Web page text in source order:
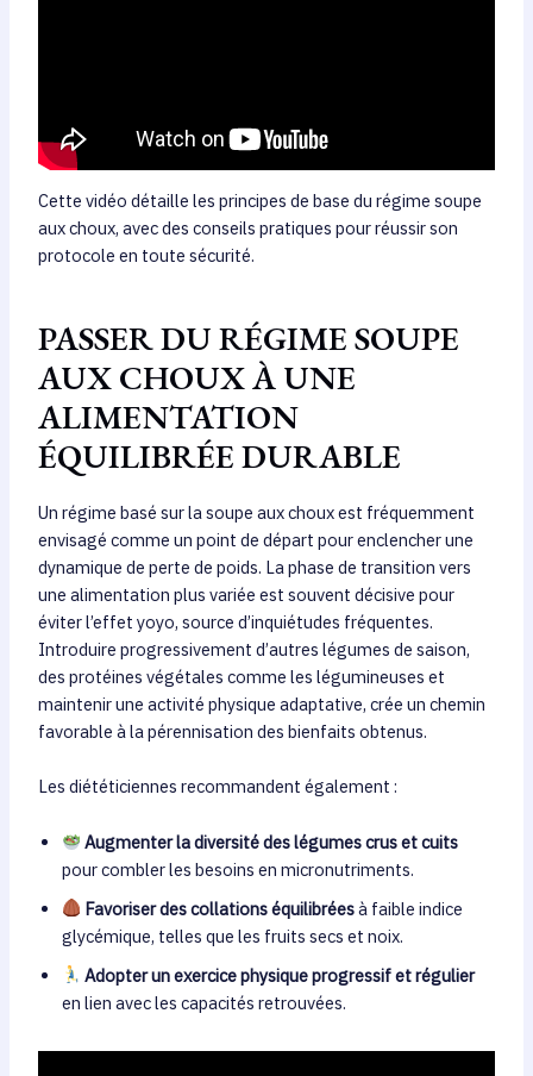
Cette vidéo détaille les principes de base du régime soupe
aux choux, avec des conseils pratiques pour réussir son
protocole en toute sécurité.
PASSER DU RÉGIME SOUPE
AUX CHOUX À UNE
ALIMENTATION
ÉQUILIBRÉE DURABLE
Un régime basé sur la soupe aux choux est fréquemment
envisagé comme un point de départ pour enclencher une
dynamique de perte de poids. La phase de transition vers
une alimentation plus variée est souvent décisive pour
éviter l’effet yoyo, source d’inquiétudes fréquentes.
Introduire progressivement d’autres légumes de saison,
des protéines végétales comme les légumineuses et
maintenir une activité physique adaptative, crée un chemin
favorable à la pérennisation des bienfaits obtenus.
Les diététiciennes recommandent également :
Augmenter la diversité des légumes crus et cuits
pour combler les besoins en micronutriments.
Favoriser des collations équilibréesà faible indice
glycémique, telles que les fruits secs et noix.
Adopter un exercice physique progressif et régulier
en lien avec les capacités retrouvées.